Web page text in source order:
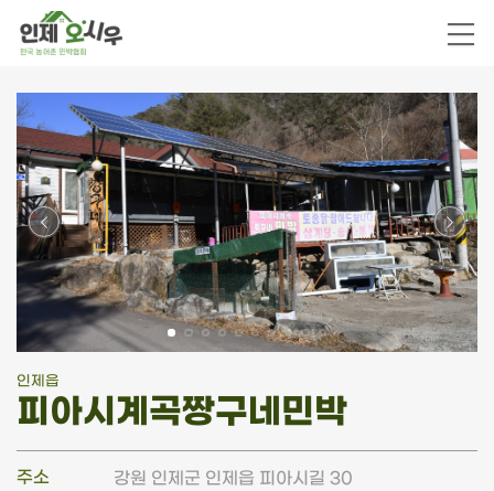
인제읍
피아시계곡짱구네민박
주소
강원 인제군 인제읍 피아시길 30